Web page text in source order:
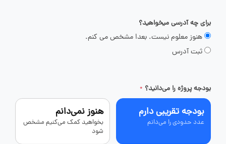
برای چه آدرسی میخواهید؟
هنوز معلوم نیست. بعدا مشخص می کنم.
ثبت آدرس
بودجه پروژه را می‌دانید؟ *
بودجه تقریبی دارم
عدد حدودی را می‌دانم
هنوز نمی‌دانم
بخواهید کمک می‌کنیم مشخص
شود